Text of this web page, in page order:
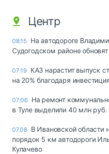
Центр
08:15 На автодороге
Судогодском районе
07:19 КАЗ нарастит выпуск
на 20% благодаря
07:06 На ремонт
в Туле выделили 40 млн руб.
07.08 В Ивановской области
порядок 5 км автодороги
Кулачево